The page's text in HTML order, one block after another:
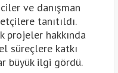
ve danışman
tanıtıldı.
projeler hakkında
süreçlere katkı
büyük ilgi gördü.